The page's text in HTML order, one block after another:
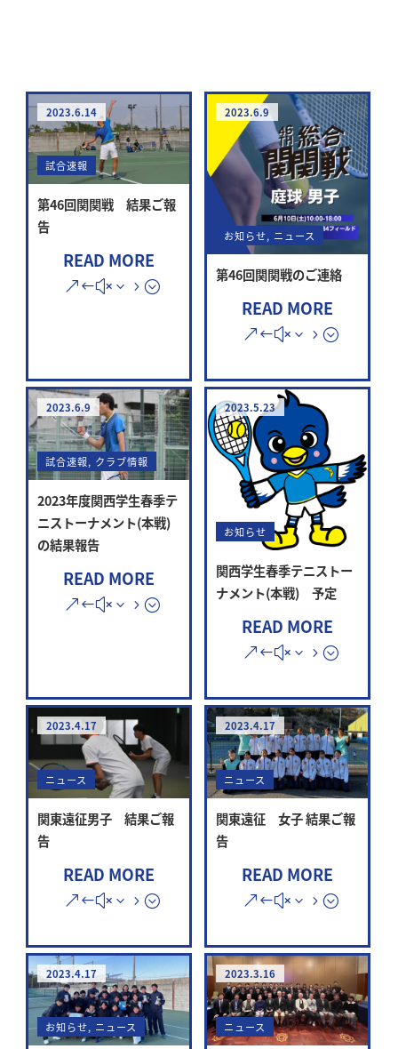
2023.6.14
試合速報
第46回関関戦 結果ご報
告
READ MORE
2023.6.9
お知らせ, ニュース
第46回関関戦のご連絡
READ MORE
2023.6.9
試合速報, クラブ情報
2023年度関西学生春季テ
ニストーナメント(本戦)
の結果報告
READ MORE
2023.5.23
お知らせ
関西学生春季テニストー
ナメント(本戦) 予定
READ MORE
2023.4.17
ニュース
関東遠征男子 結果ご報
告
READ MORE
2023.4.17
ニュース
関東遠征 女子 結果ご報
告
READ MORE
2023.4.17
お知らせ, ニュース
2023.3.16
ニュース